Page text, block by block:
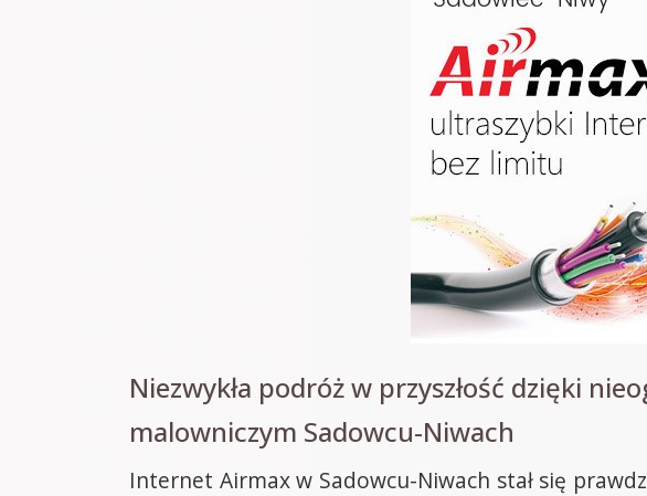
Niezwykła podróż w przyszłość dzięki
malowniczym Sadowcu-Niwach
Internet Airmax w Sadowcu-Niwach stał się